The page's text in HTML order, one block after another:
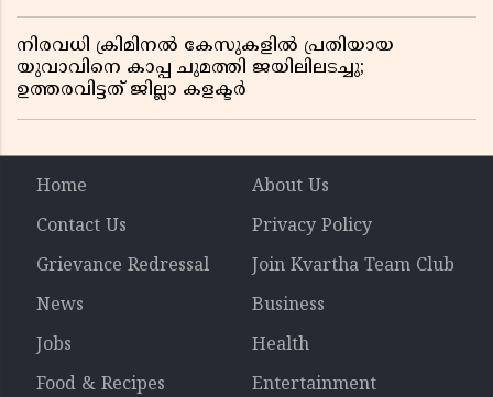
നിരവധി ക്രിമിനൽ കേസുകളിൽ പ്രതിയായ
യുവാവിനെ കാപ്പ ചുമത്തി ജയിലിലടച്ചു;
ഉത്തരവിട്ടത് ജില്ലാ കളക്ടർ
Home
About Us
Contact Us
Privacy Policy
Grievance Redressal
Join Kvartha Team Club
News
Business
Jobs
Health
Food & Recipes
Entertainment